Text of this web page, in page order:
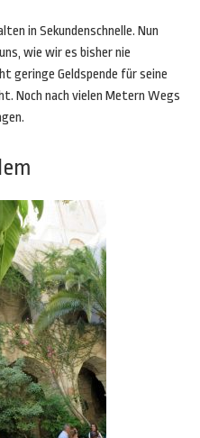
in Sekundenschnelle. Nun
wie wir es bisher nie
geringe Geldspende für seine
Noch nach vielen Metern Wegs